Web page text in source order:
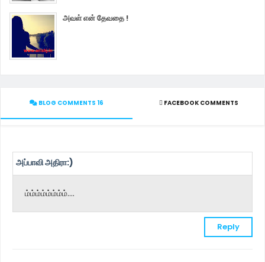
அவள் என் தேவதை !
BLOG COMMENTS 16 FACEBOOK COMMENTS
அப்பாவி அதிரா:)
ம்ம்ம்ம்ம்ம்ம்ம்....
Reply